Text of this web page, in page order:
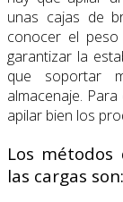
unas cajas de
conocer el
garantizar la
que soportar
almacenaje.
apilar bien los
Los
las cargas son: